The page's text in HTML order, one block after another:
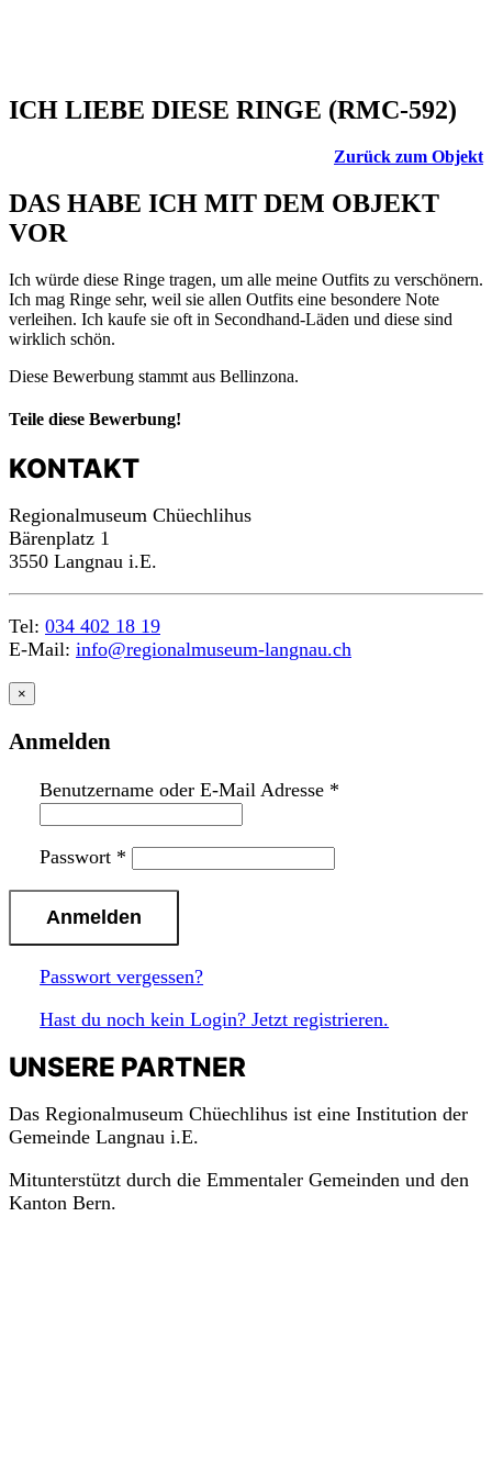
m
a
c
h
ICH LIEBE DIESE RINGE (RMC-592)
Zurück zum Objekt
DAS HABE ICH MIT DEM OBJEKT
VOR
Ich würde diese Ringe tragen, um alle meine Outfits zu verschönern.
Ich mag Ringe sehr, weil sie allen Outfits eine besondere Note
verleihen. Ich kaufe sie oft in Secondhand-Läden und diese sind
wirklich schön.
Diese Bewerbung stammt aus Bellinzona.
Teile diese Bewerbung!
KONTAKT
Regionalmuseum Chüechlihus
Bärenplatz 1
3550 Langnau i.E.
Tel: 034 402 18 19
E-Mail: info@regionalmuseum-langnau.ch
×
Anmelden
Benutzername oder E-Mail Adresse *
Passwort *
Passwort vergessen?
Hast du noch kein Login? Jetzt registrieren.
UNSERE PARTNER
Das Regionalmuseum Chüechlihus ist eine Institution der
Gemeinde Langnau i.E.
Mitunterstützt durch die Emmentaler Gemeinden und den
Kanton Bern.